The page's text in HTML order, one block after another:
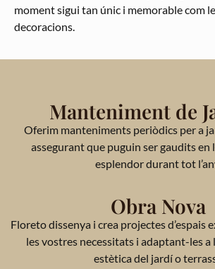
moment sigui tan únic i memorable com
decoracions.
Manteniment de
Oferim manteniments periòdics per a
assegurant que puguin ser gaudits en
esplendor durant tot
Obra Nova
Floreto dissenya i crea projectes
les vostres necessitats i adaptant-les
estètica del jardí o